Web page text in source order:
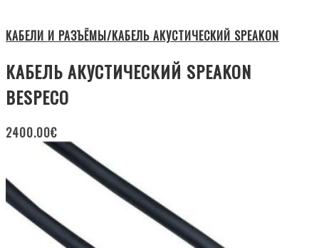
КАБЕЛИ И РАЗЪЁМЫ/КАБЕЛЬ АКУСТИЧЕСКИЙ SPEAKON
КАБЕЛЬ АКУСТИЧЕСКИЙ SPEAKON
BESPECO
2400.00€